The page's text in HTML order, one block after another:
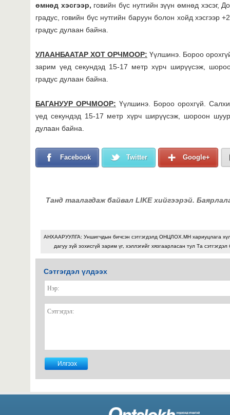
өмнөд хэсгээр, говийн бүс нутгийн зүүн өмнөд хэсэг,
градус, говийн бүс нутгийн баруун болон хойд хэсгээр
градус дулаан байна.
УЛААНБААТАР ХОТ ОРЧМООР: Үүлшинэ. Бороо
зарим үед секундэд 15-17 метр хүрч ширүүсэж,
градус дулаан байна.
БАГАНУУР ОРЧМООР: Үүлшинэ. Бороо орохгүй.
үед секундэд 15-17 метр хүрч ширүүсэж, шороон
дулаан байна.
Facebook Twitter Google+
Танд таалагдаж байвал LIKE хийгээрэй.
АНХААРУУЛГА: Уншигчдын бичсэн сэтгэгдэлд ОНЦЛОХ.МН хариуцлага
дагуу зүй зохисгүй зарим үг, хэллэгийг хязгаарласан тул Та
Сэтгэгдэл үлдээх